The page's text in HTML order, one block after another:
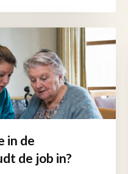
in de
de job in?